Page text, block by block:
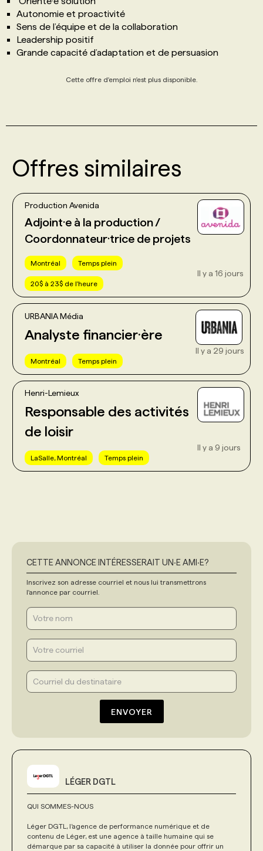
Autonomie et proactivité
Sens de l’équipe et de la collaboration
Leadership positif
Grande capacité d’adaptation et de persuasion
Cette offre d'emploi n'est plus disponible.
Offres similaires
Production Avenida
Adjoint·e à la production /
Coordonnateur·trice de projets
Montréal Temps plein
20$ à 23$ de l'heure
Il y a 16 jours
URBANIA Média
Analyste financier·ère
Montréal Temps plein
Il y a 29 jours
Henri-Lemieux
Responsable des activités
de loisir
LaSalle, Montréal Temps plein
Il y a 9 jours
CETTE ANNONCE INTÉRESSERAIT UN‧E AMI‧E?
Inscrivez son adresse courriel et nous lui transmettrons
l'annonce par courriel.
ENVOYER
LÉGER DGTL
QUI SOMMES-NOUS
Léger DGTL, l’agence de performance numérique et de
contenu de Léger, est une agence à taille humaine qui se
démarque par sa capacité à utiliser la donnée pour offrir un